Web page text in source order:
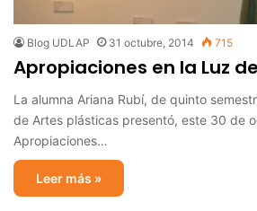
Blog UDLAP 31 octubre, 2014 715
Apropiaciones en la Luz
La alumna Ariana Rubí, de quinto
de Artes plásticas presentó, este 30 de
Apropiaciones…
Leer más »